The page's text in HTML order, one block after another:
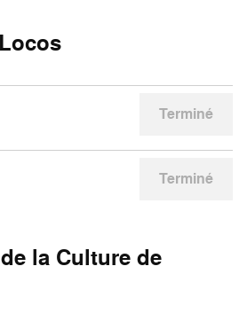
Terminé
Terminé
la Culture de